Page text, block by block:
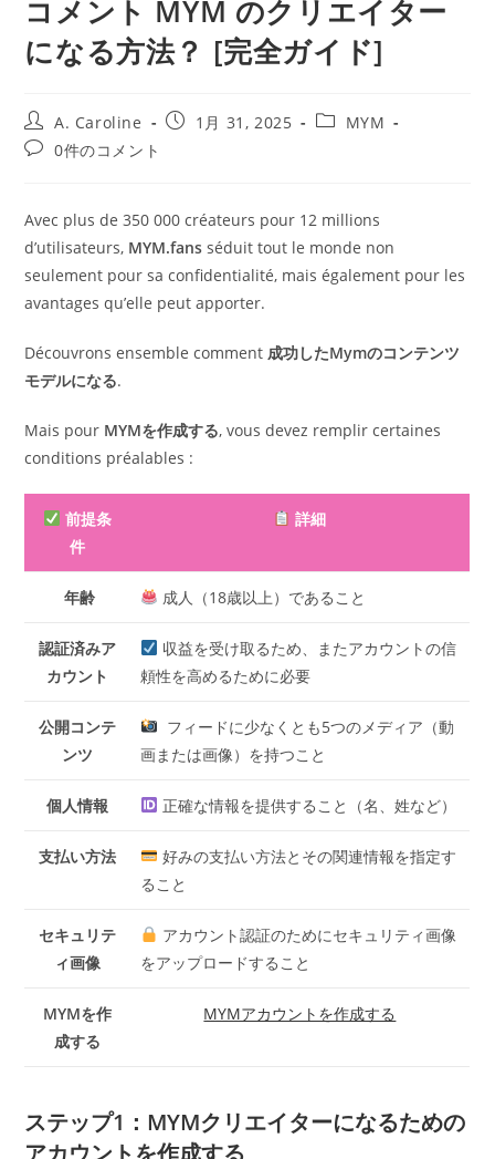
コメント MYM のクリエイター
になる方法？ [完全ガイド]
投
稿
者:
A. Caroline
投
1月 31, 2025
投
リ
ー:
MYM
投
メ
ン
ト:
0件のコメント
Avec plus de 350 000 créateurs pour 12 millions
d’utilisateurs, MYM.fans séduit tout le monde non
seulement pour sa confidentialité, mais également pour les
avantages qu’elle peut apporter.
Découvrons ensemble comment 成功したMymのコンテンツ
モデルになる.
Mais pour MYMを作成する, vous devez remplir certaines
conditions préalables :
前提条
件
詳細
年齢 成人（18歳以上）であること
認証済みア
カウント
収益を受け取るため、またアカウントの信
頼性を高めるために必要
公開コンテ
ンツ
フィードに少なくとも5つのメディア（動
画または画像）を持つこと
個人情報 ​ 正確な情報を提供すること（名、姓など）
支払い方法
​ 好みの支払い方法とその関連情報を指定す
ること
セキュリテ
ィ画像
​ アカウント認証のためにセキュリティ画像
をアップロードすること
MYMを作
成する
MYMアカウントを作成する
ステップ1：MYMクリエイターになるための